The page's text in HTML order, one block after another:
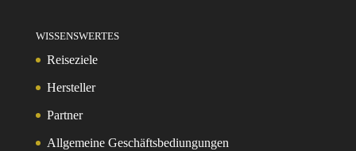
WISSENSWERTES
Reiseziele
Hersteller
Partner
Allgemeine Geschäftsbediungungen